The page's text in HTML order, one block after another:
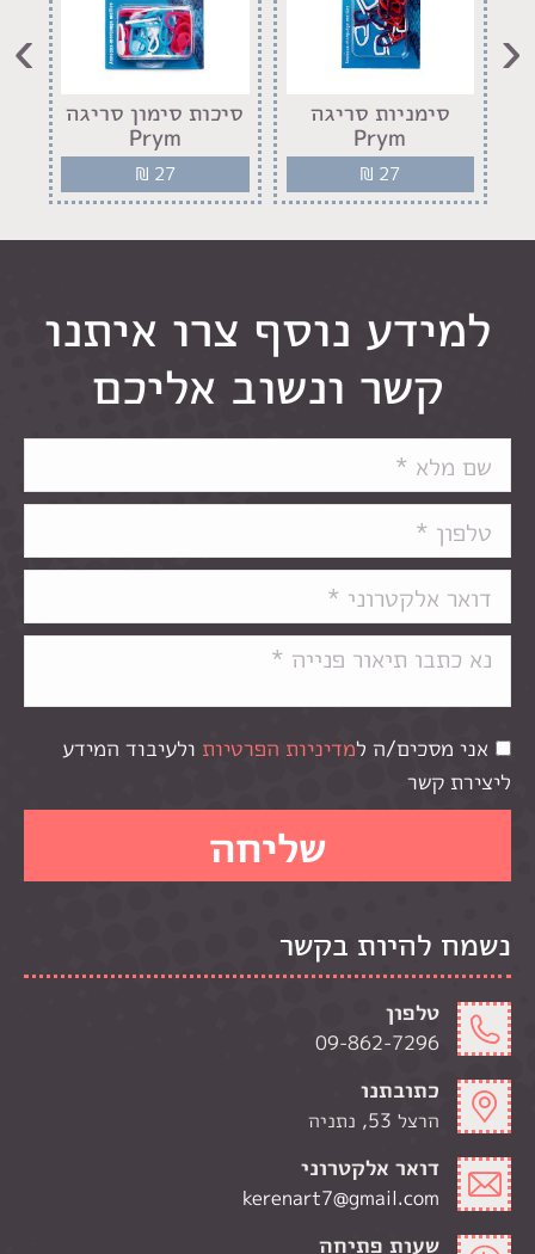
סימניות סריגה
Prym
₪ 27
סיכות סימון סריגה
Prym
₪ 27
‹
›
למידע נוסף צרו איתנו
קשר ונשוב אליכם
אני מסכים/ה למדיניות הפרטיות ולעיבוד המידע
ליצירת קשר
נשמח להיות בקשר
טלפון
09-862-7296
כתובתנו
הרצל 53, נתניה
דואר אלקטרוני
kerenart7@gmail.com
שעות פתיחה